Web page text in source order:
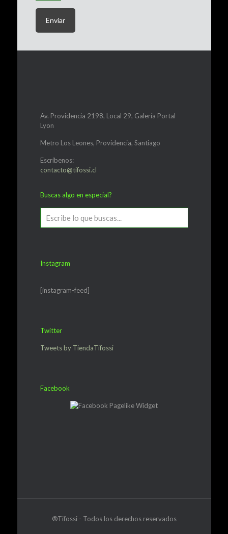
Av. Providencia 2198, Local 29, Galería Portal
Lyon
Metro Los Leones, Providencia, Santiago
Escríbenos:
contacto@tifossi.cl
Buscas algo en especial?
Instagram
[instagram-feed]
Twitter
Tweets by TiendaTifossi
Facebook
®Tifossi - Todos los derechos reservados